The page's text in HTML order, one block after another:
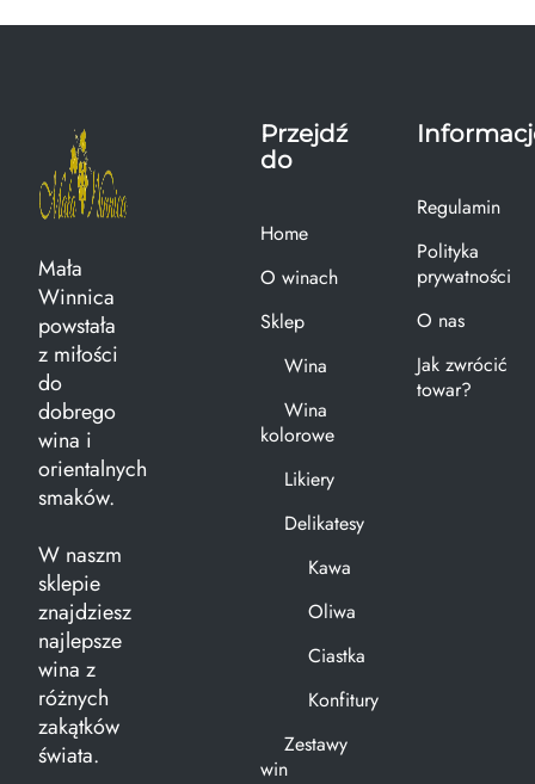
Mała
Winnica
powstała
z miłości
do
dobrego
wina i
orientalnych
smaków.
W naszm
sklepie
znajdziesz
najlepsze
wina z
różnych
zakątków
świata.
Przejdź
do
Home
O winach
Sklep
Wina
Wina
kolorowe
Likiery
Delikatesy
Kawa
Oliwa
Ciastka
Konfitury
Zestawy
win
Regulamin
Polityka
prywatności
O nas
Jak zwrócić
towar?